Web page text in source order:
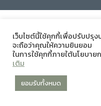
เว็บไซต์นี้ใช้คุกกี้เพื่อปรับปรุ
จะถือว่าคุณให้ความยินยอม
ในการใช้คุกกี้ภายใต้นโยบาย
เติม
ยอมรับทั้งหมด